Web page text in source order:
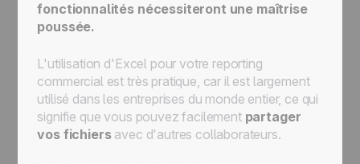
fonctionnalités nécessiteront une maîtrise
poussée.
L'utilisation d'Excel pour votre reporting
commercial est très pratique, car il est largement
utilisé dans les entreprises du monde entier, ce qui
signifie que vous pouvez facilement partager
vos fichiersavec d'autres collaborateurs.